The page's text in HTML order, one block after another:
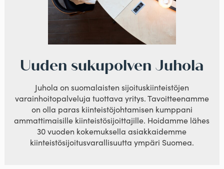
Uuden sukupolven Juhola
Juhola on suomalaisten sijoituskiinteistöjen
varainhoitopalveluja tuottava yritys. Tavoitteenamme
on olla paras kiinteistöjohtamisen kumppani
ammattimaisille kiinteistösijoittajille. Hoidamme lähes
30 vuoden kokemuksella asiakkaidemme
kiinteistösijoitusvarallisuutta ympäri Suomea.